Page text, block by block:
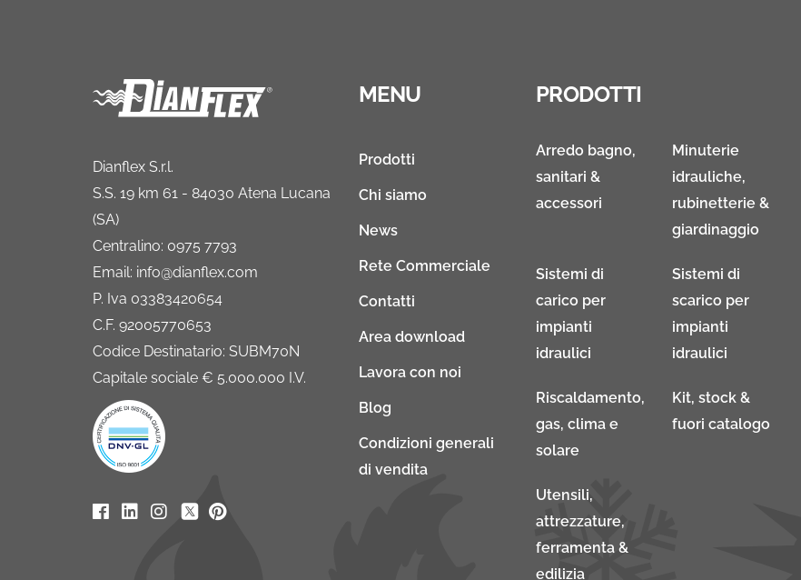
Dianflex S.r.l.
S.S. 19 km 61 - 84030 Atena Lucana
(SA)
Centralino: 0975 7793
Email: info@dianflex.com
P. Iva 03383420654
C.F. 92005770653
Codice Destinatario: SUBM70N
Capitale sociale € 5.000.000 I.V.
MENU
Prodotti
Chi siamo
News
Rete Commerciale
Contatti
Area download
Lavora con noi
Blog
Condizioni generali
di vendita
PRODOTTI
Arredo bagno,
sanitari &
accessori
Minuterie
idrauliche,
rubinetterie &
giardinaggio
Sistemi di
carico per
impianti
idraulici
Sistemi di
scarico per
impianti
idraulici
Riscaldamento,
gas, clima e
solare
Kit, stock &
fuori catalogo
Utensili,
attrezzature,
ferramenta &
edilizia